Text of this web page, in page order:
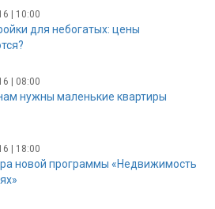
| 10:00
для небогатых: цены
| 08:00
нужны маленькие квартиры
| 18:00
новой программы «Недвижимость